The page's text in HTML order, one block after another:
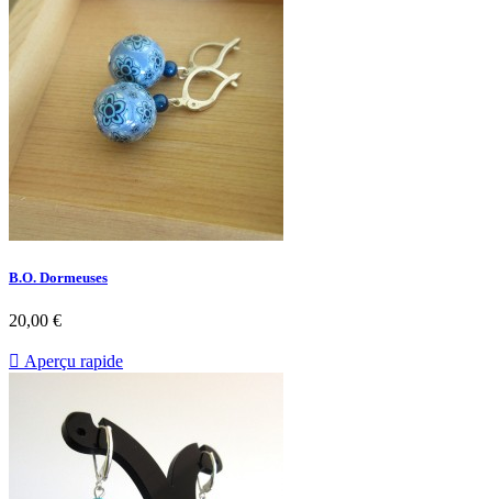
B.O. Dormeuses
20,00 €
 Aperçu rapide